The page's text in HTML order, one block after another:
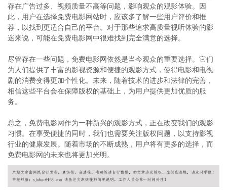
存在广告过多、视频质量不高等问题，影响观众的观影体验。因
此，用户在选择免费电影网站时，应该多了解一些用户评价和推
荐，以找到更适合自己的平台。对于那些追求高质量视听体验的影
迷来说，可能在免费电影网中很难找到完全满意的选择。
尽管存在一些问题，免费电影网依然是当今观众的重要选择。它们
为人们提供了丰富的影视资源和便捷的观影方式，使得电影和电视
剧的消费变得更加个性化。未来，随着技术的进步和法律的完善，
相信这些平台会在保障版权的基础上，为用户提供更加优质的服
务。
总之，免费电影网作为一种新兴的观影方式，正在改变我们的观影
习惯。在享受便捷的同时，我们也需要关注版权问题，以支持影视
行业的健康发展。随着市场的不断成熟，用户将有更多的选择，而
免费电影网的未来也将更加光明。